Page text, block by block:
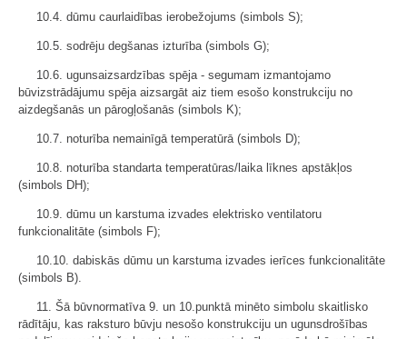
10.4. dūmu caurlaidības ierobežojums (simbols S);
10.5. sodrēju degšanas izturība (simbols G);
10.6. ugunsaizsardzības spēja - segumam izmantojamo
būvizstrādājumu spēja aizsargāt aiz tiem esošo konstrukciju no
aizdegšanās un pārogļošanās (simbols K);
10.7. noturība nemainīgā temperatūrā (simbols D);
10.8. noturība standarta temperatūras/laika līknes apstākļos
(simbols DH);
10.9. dūmu un karstuma izvades elektrisko ventilatoru
funkcionalitāte (simbols F);
10.10. dabiskās dūmu un karstuma izvades ierīces funkcionalitāte
(simbols B).
11. Šā būvnormatīva 9. un 10.punktā minēto simbolu skaitlisko
rādītāju, kas raksturo būvju nesošo konstrukciju un ugunsdrošības